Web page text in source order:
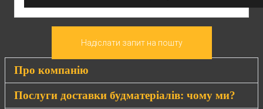
Надіслати запит на пошту
Про компанію
Послуги доставки будматеріалів: чому ми?